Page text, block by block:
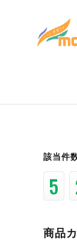
該当件
3
商品